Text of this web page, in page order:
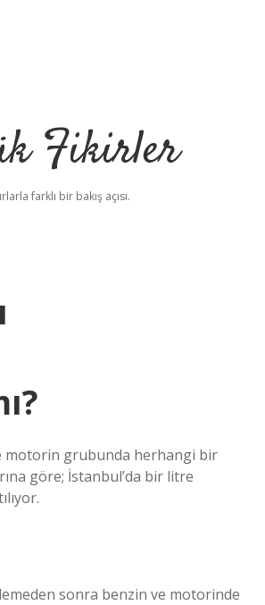
Fikirler
farklı bir bakış açısı.
motorin grubunda herhangi bir
göre; İstanbul’da bir litre
sonra benzin ve motorinde